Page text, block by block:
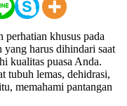
perhatian khusus pada
yang harus dihindari saat
kualitas puasa Anda.
tubuh lemas, dehidrasi,
memahami pantangan